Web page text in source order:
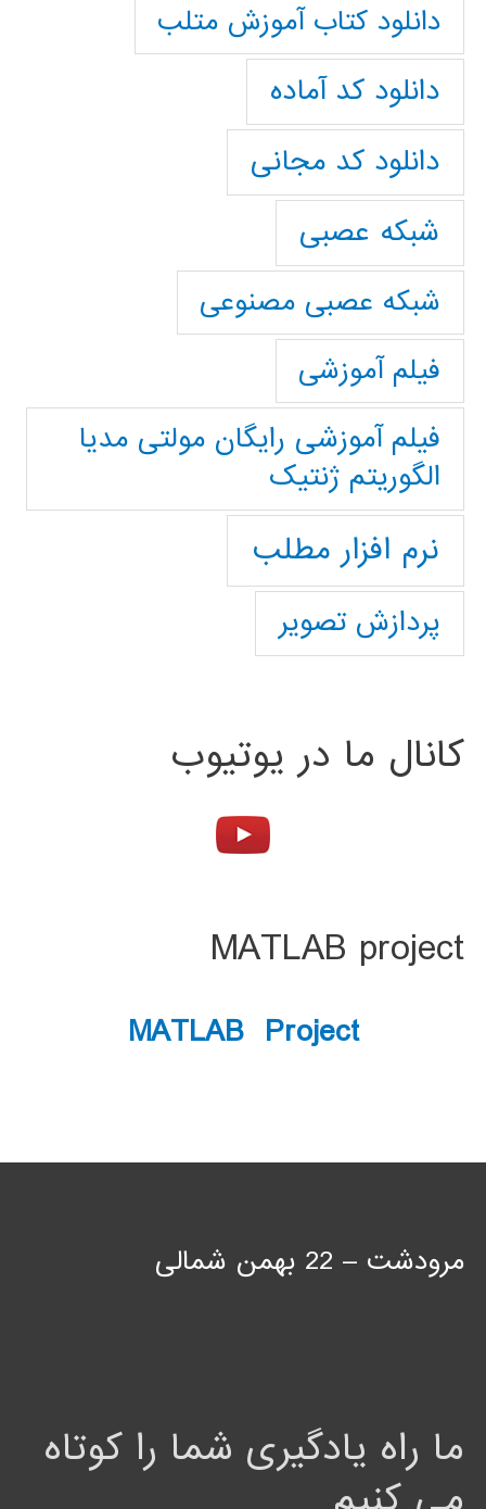
دانلود کتاب آموزش متلب
دانلود کد آماده
دانلود کد مجانی
شبکه عصبی
شبکه عصبی مصنوعی
فیلم آموزشی
فیلم آموزشی رایگان مولتی مدیا
الگوریتم ژنتیک
نرم افزار مطلب
پردازش تصویر
کانال ما در یوتیوب
MATLAB project
MATLAB Project
مرودشت – 22 بهمن شمالی
ما راه یادگیری شما را کوتاه